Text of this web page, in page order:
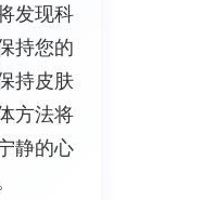
发现科
持您的
持皮肤
方法将
静的心